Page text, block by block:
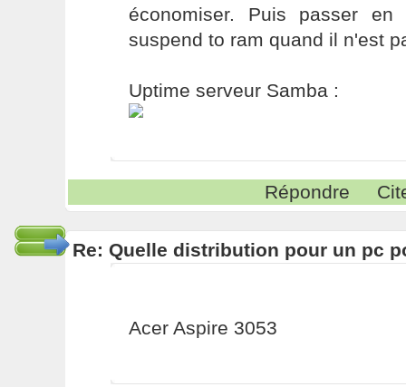
économiser. Puis passer
suspend to ram quand il n'est
Uptime serveur Samba :
Répondre
Re: Quelle distribution pour un pc
Acer Aspire 3053